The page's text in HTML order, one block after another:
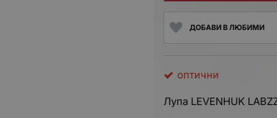
ДОБАВИ В ЛЮБИМИ
оптични
Лупа LEVENHUK